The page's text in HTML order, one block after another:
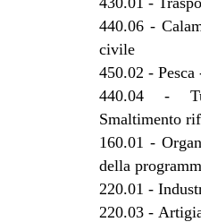
dal 14/04/2011 al 22/06/
dal 01/01/2011 al 06/04/
dal 28/10/2010 al 31/12/
dal 22/07/2010 al 27/10/
dal 24/06/2010 al 21/07/
dal 01/01/2010 al 23/
dal 30/07/2009 al 31/12/
dal 11/06/2009 al 29/
440.06-
civile
450.02 -
440.04-
Smaltimento
160.01 -
della
220.01 -
220.03-